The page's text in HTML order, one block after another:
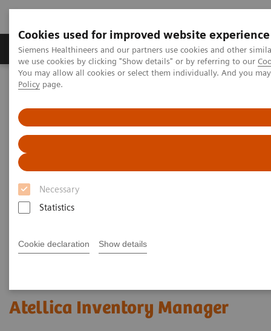
Cookies used for improved website experience
Siemens Healthineers and our partners use cookies and other
we use cookies by clicking "Show details" or by referring to our
You may allow all cookies or select them individually. And you
Policy page.
Necessary
Statistics
Cookie declaration Show details
Productos y servicios Especialidades Clínicas
Siemens Healthineers Latinoamérica
IT para Diagnóstico de Laboratorio
Atellica Diagnostics IT
Atellica Inventory Manager
Atellica Inventory Manager